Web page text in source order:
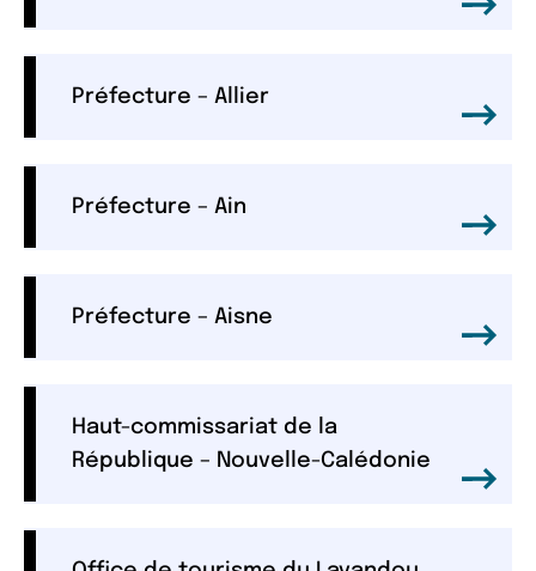
Préfecture – Allier
Préfecture – Ain
Préfecture – Aisne
Haut-commissariat de la
République – Nouvelle-Calédonie